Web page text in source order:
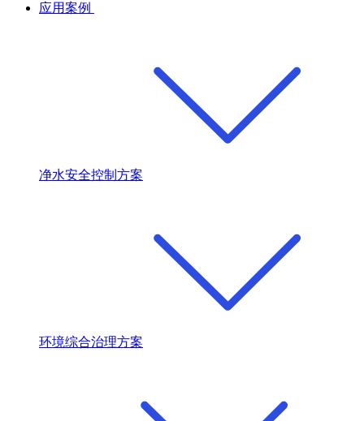
应用案例
净水安全控制方案
环境综合治理方案